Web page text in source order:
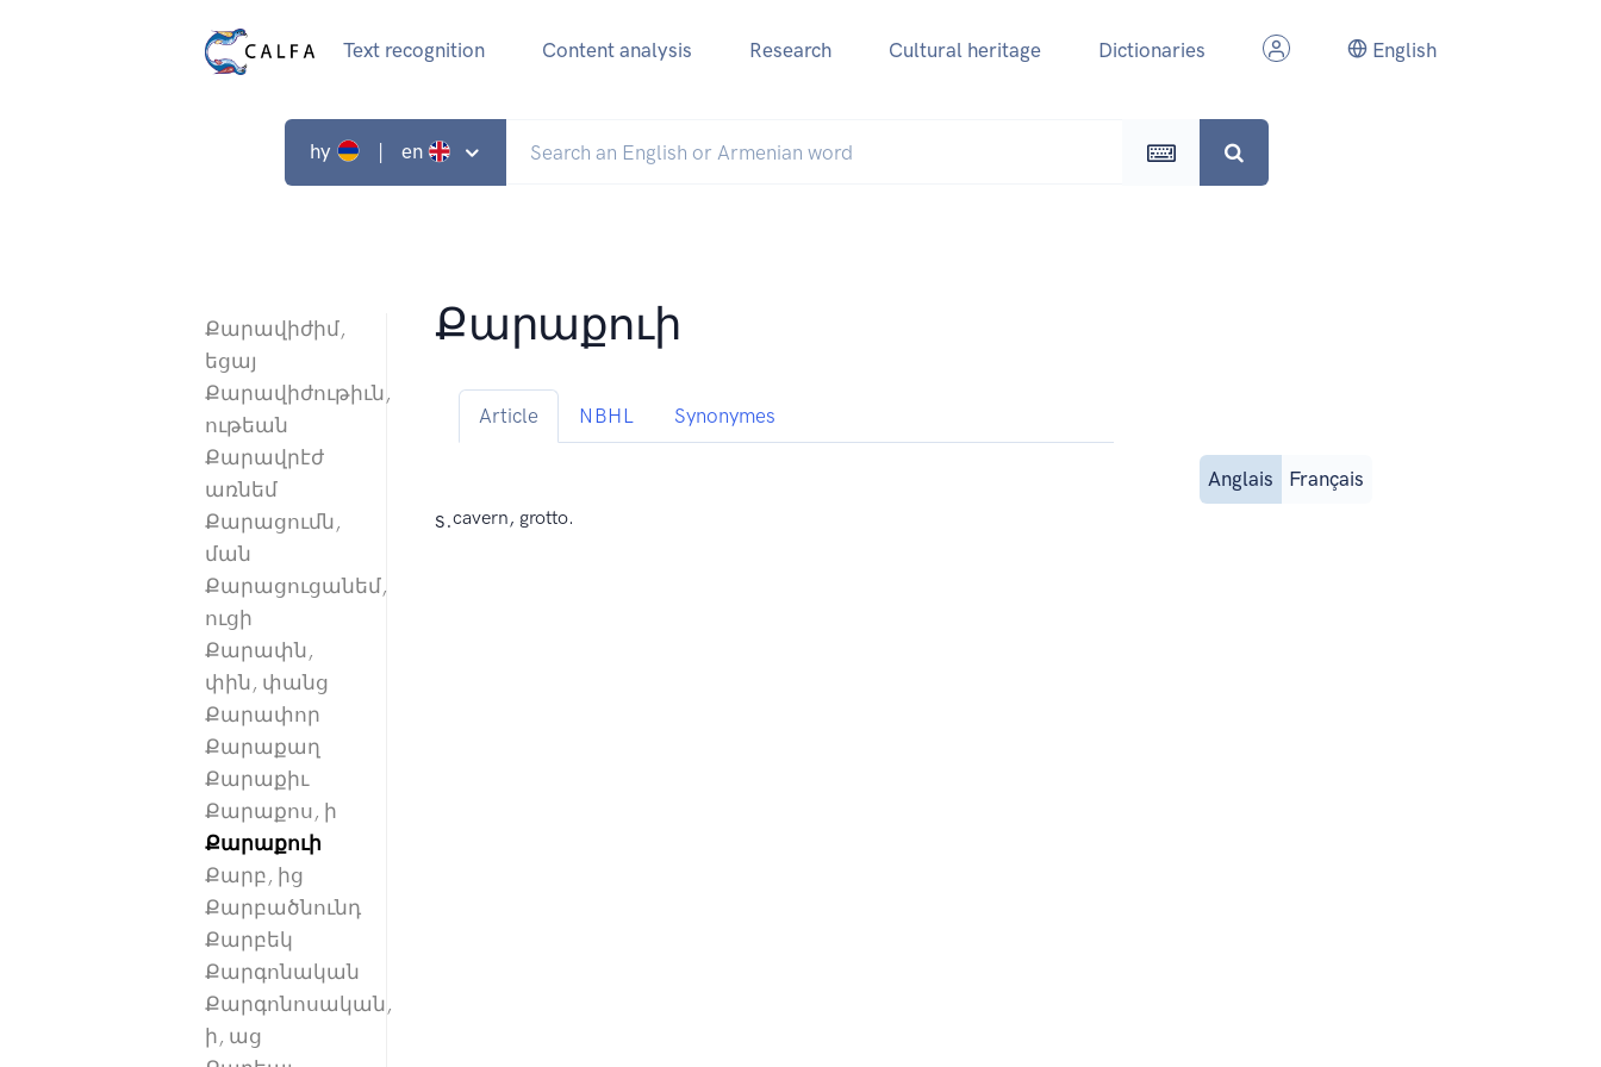
Text recognition Content analysis Research Cultural heritage Dictionaries English
hy | en
Քարավիժիմ,
եցայ
Քարավիժութիւն,
ութեան
Քարավրէժ
առնեմ
Քարացումն,
ման
Քարացուցանեմ,
ուցի
Քարափն,
փին, փանց
Քարափոր
Քարաքաղ
Քարաքիւ
Քարաքոս, ի
Քարաքուի
Քարբ, ից
Քարբածնունդ
Քարբեկ
Քարգոնական
Քարգոնոսական,
ի, աց
Քարաքուի
Article NBHL Synonymes
Anglais Français
s.cavern, grotto.